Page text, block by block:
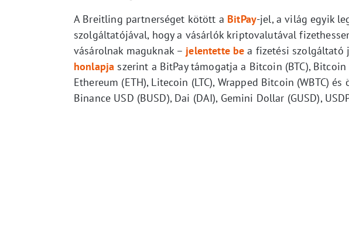
A Breitling partnerséget kötött a BitPay-jel, a világ egyik
szolgáltatójával, hogy a vásárlók kriptovalutával
vásárolnak maguknak – jelentette be a fizetési szolgáltató
honlapja szerint a BitPay támogatja a Bitcoin (BTC), Bitcoin
Ethereum (ETH), Litecoin (LTC), Wrapped Bitcoin (WBTC)
Binance USD (BUSD), Dai (DAI), Gemini Dollar (GUSD),